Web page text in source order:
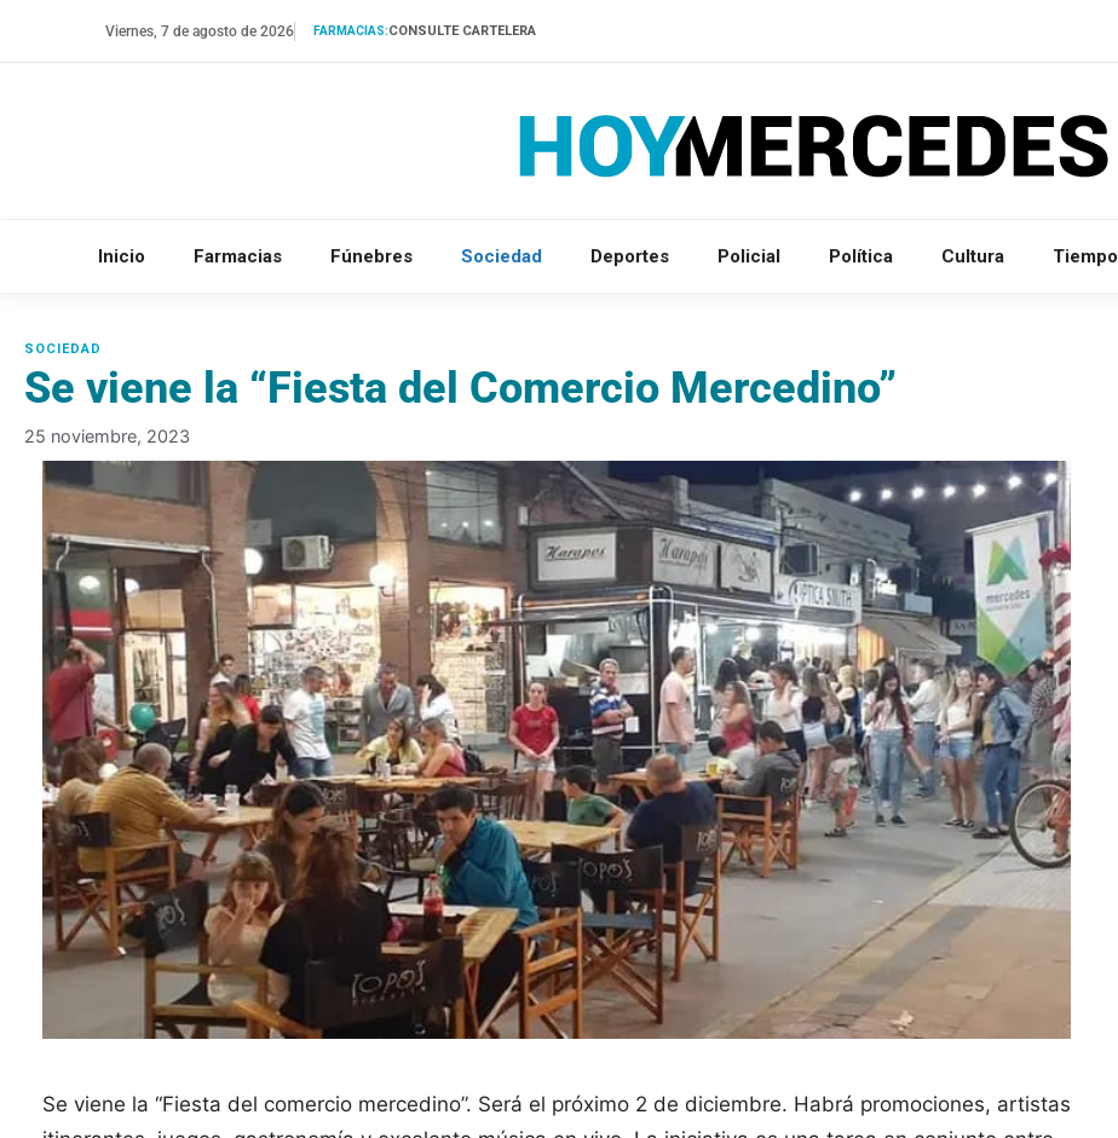
Viernes, 7 de agosto de 2026 FARMACIAS:CONSULTE CARTELERA
Inicio Farmacias Fúnebres Sociedad Deportes Policial Política Cultura Tiempo
Se viene la “Fiesta del Comercio Mercedino”
25 noviembre, 2023
Se viene la “Fiesta del comercio mercedino”. Será el próximo 2 de diciembre. Habrá promociones, artistas